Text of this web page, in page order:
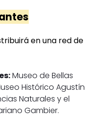
en una red de
Museo de Bellas
Histórico Agustín
Naturales y el
Gambier.